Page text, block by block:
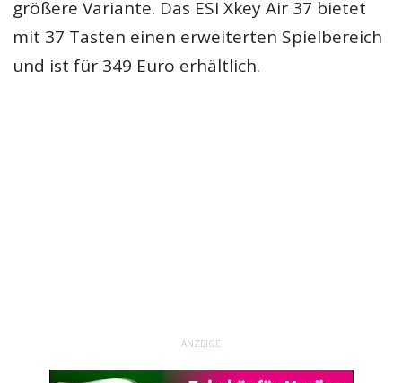
größere Variante. Das ESI Xkey Air 37 bietet
mit 37 Tasten einen erweiterten Spielbereich
und ist für 349 Euro erhältlich.
ANZEIGE